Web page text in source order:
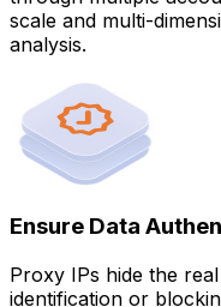
scale and multi-
analysis.
Ensure Data
Proxy IPs hide the
identification or